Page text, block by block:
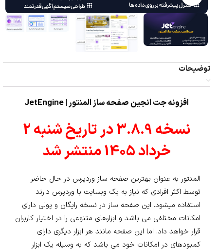
توضیحات
افزونه جت انجین صفحه ساز المنتور | JetEngine
نسخه 3.8.9 در تاریخ شنبه 2
خرداد 1405 منتشر شد
المنتور به عنوان بهترین صفحه ساز وردپرس در حال حاضر
توسط اکثر افرادی که نیاز به یک وبسایت با وردپرس دارند
استفاده می‍شود. این صفحه ساز در نسخه رایگان و پولی دارای
امکانات مختلفی می باشد و ابزارهای متنوعی را در اختیار کاربران
قرار خواهد داد. اما این صفحه مانند هر ابزار دیگری دارای
کمبودهای در امکانات خود می باشد که به وسیله یک ابزار